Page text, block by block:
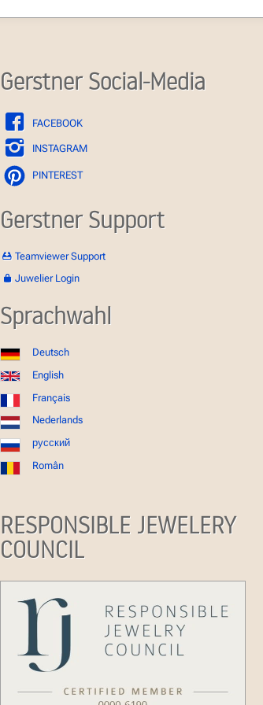
Gerstner Social-Media
FACEBOOK
INSTAGRAM
PINTEREST
Gerstner Support
Teamviewer Support
Juwelier Login
Sprachwahl
Deutsch
English
Français
Nederlands
русский
Român
RESPONSIBLE JEWELERY
COUNCIL